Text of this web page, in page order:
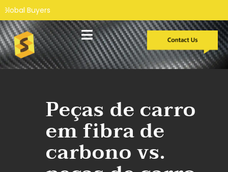
Peças de carro
em fibra de
carbono vs.